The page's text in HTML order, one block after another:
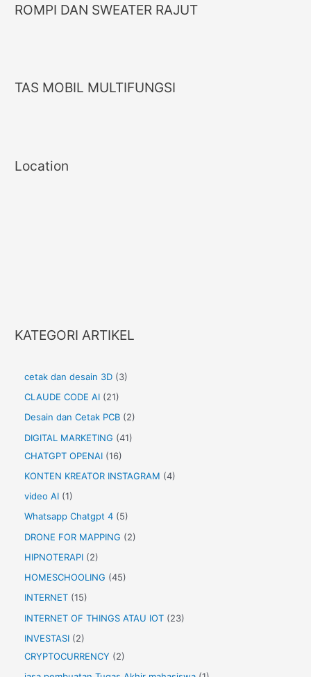
ROMPI DAN SWEATER RAJUT
TAS MOBIL MULTIFUNGSI
Location
KATEGORI ARTIKEL
cetak dan desain 3D(3)
CLAUDE CODE AI(21)
Desain dan Cetak PCB(2)
DIGITAL MARKETING (41)
CHATGPT OPENAI(16)
KONTEN KREATOR INSTAGRAM (4)
video AI(1)
Whatsapp Chatgpt 4(5)
DRONE FOR MAPPING (2)
HIPNOTERAPI(2)
HOMESCHOOLING (45)
INTERNET(15)
INTERNET OF THINGS ATAU IOT(23)
INVESTASI(2)
CRYPTOCURRENCY (2)